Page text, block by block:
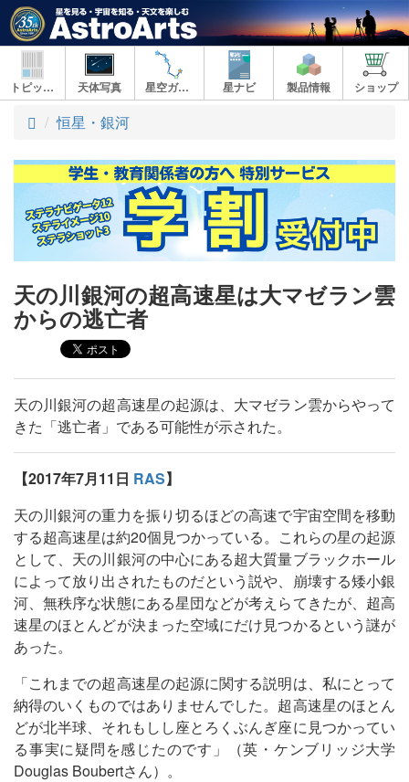
トピックス 天体写真 星空ガイド 星ナビ 製品情報 ショップ
ト
プ
恒星・銀河
天の川銀河の超高速星は大マゼラン雲
からの逃亡者
天の川銀河の超高速星の起源は、大マゼラン雲からやって
きた「逃亡者」である可能性が示された。
【2017年7月11日 RAS】
天の川銀河の重力を振り切るほどの高速で宇宙空間を移動
する超高速星は約20個見つかっている。これらの星の起源
として、天の川銀河の中心にある超大質量ブラックホール
によって放り出されたものだという説や、崩壊する矮小銀
河、無秩序な状態にある星団などが考えらてきたが、超高
速星のほとんどが決まった空域にだけ見つかるという謎が
あった。
「これまでの超高速星の起源に関する説明は、私にとって
納得のいくものではありませんでした。超高速星のほとん
どが北半球、それもしし座とろくぶんぎ座に見つかってい
る事実に疑問を感じたのです」（英・ケンブリッジ大学
Douglas Boubertさん）。